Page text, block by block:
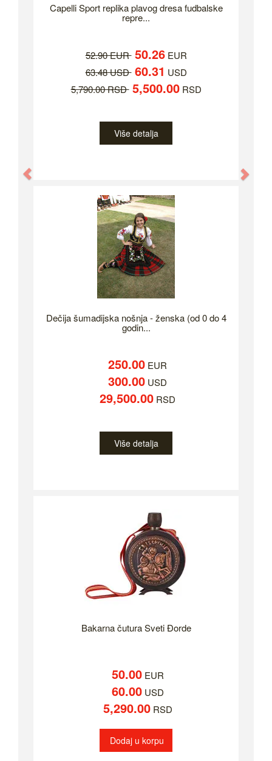
Capelli Sport replika plavog dresa fudbalske
repre...
52.90 EUR 50.26EUR
63.48 USD 60.31 USD
5,790.00 RSD 5,500.00RSD
Više detalja
Dečija šumadijska nošnja - ženska (od 0 do 4
godin...
250.00 EUR
300.00 USD
29,500.00 RSD
Više detalja
Bakarna čutura Sveti Đorde
50.00EUR
60.00USD
5,290.00RSD
Dodaj u korpu